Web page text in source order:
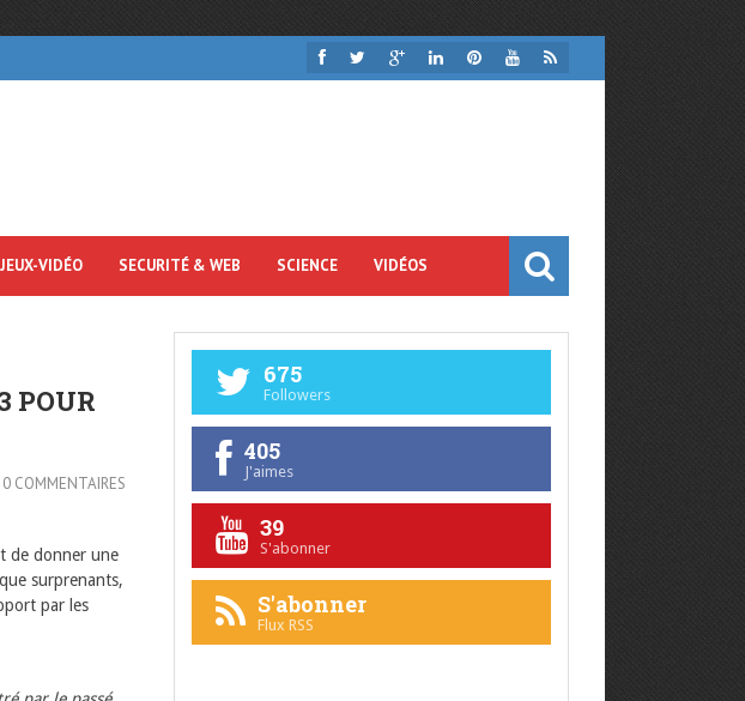
JEUX-VIDÉO SECURITÉ & WEB SCIENCE VIDÉOS
POUR
0 COMMENTAIRES
de donner une
surprenants,
par les
675
Followers
405
J'aimes
39
S'abonner
S'abonner
Flux RSS